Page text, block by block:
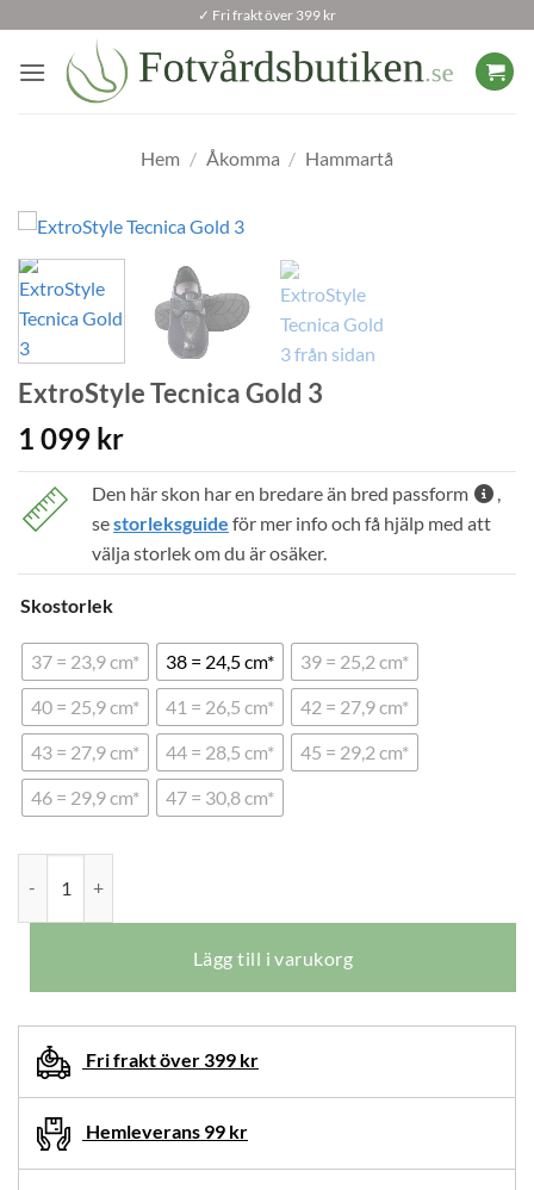
content
✓ Fri frakt över 399 kr
Hem / Åkomma / Hammartå
ExtroStyle Tecnica Gold 3
1 099 kr
Den här skon har en bredare än bred passform
sestorleksguide för mer info och få hjälp med att
välja storlek om du är osäker.
Skostorlek
37 = 23,9 cm* 38 = 24,5 cm*
39 = 25,2 cm*
40 = 25,9 cm*
41 = 26,5 cm*
42 = 27,9 cm*
43 = 27,9 cm*
44 = 28,5 cm*
45 = 29,2 cm*
46 = 29,9 cm*
47 = 30,8 cm*
Lägg till i varukorg
Fri frakt över 399 kr
Hemleverans 99 kr